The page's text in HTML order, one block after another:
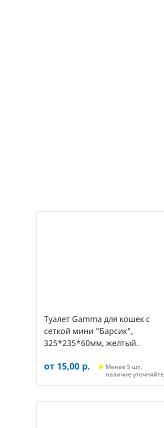
Туалет Gamma для кошек c
сеткой мини "Барсик",
325*235*60мм, желтый
от 15,00 р.
Менее 5 шт,
наличие уточняйте